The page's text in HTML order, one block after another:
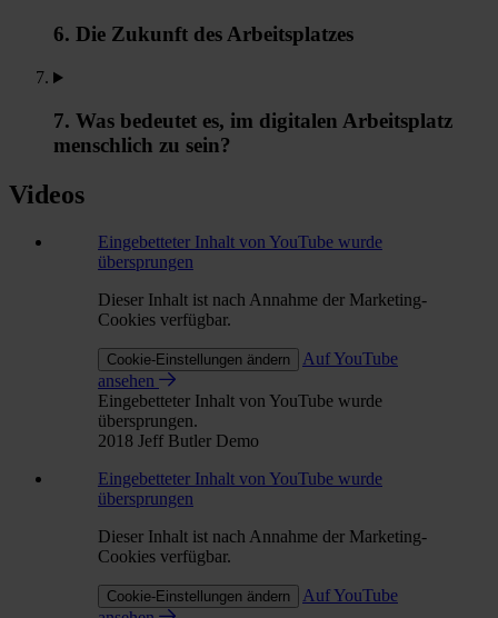
6. Die Zukunft des Arbeitsplatzes
7. Was bedeutet es, im digitalen Arbeitsplatz
menschlich zu sein?
Videos
Eingebetteter Inhalt von YouTube wurde
übersprungen
Dieser Inhalt ist nach Annahme der Marketing-
Cookies verfügbar.
Cookie-Einstellungen ändern
Auf YouTube
ansehen
Eingebetteter Inhalt von YouTube wurde
übersprungen.
2018 Jeff Butler Demo
Eingebetteter Inhalt von YouTube wurde
übersprungen
Dieser Inhalt ist nach Annahme der Marketing-
Cookies verfügbar.
Cookie-Einstellungen ändern
Auf YouTube